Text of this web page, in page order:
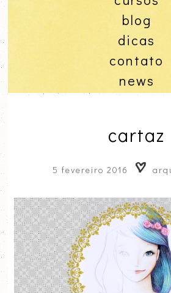
blog
dicas
contato
news
cartaz
5 fevereiro 2016